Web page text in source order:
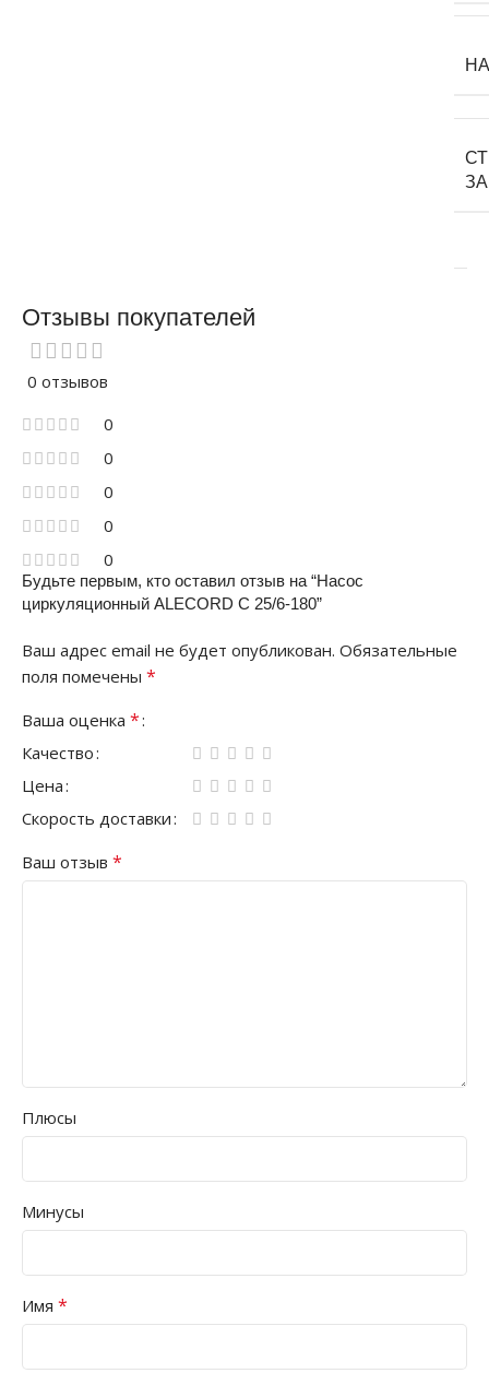
Отзывы покупателей
0 отзывов
0
0
0
0
0
Будьте первым, кто оставил отзыв на “Насос
циркуляционный ALECORD C 25/6-180”
Ваш адрес email не будет опубликован. Обязательные
поля помечены *
Ваша оценка *
Качество
Цена
Скорость доставки
Ваш отзыв *
Плюсы
Минусы
Имя *